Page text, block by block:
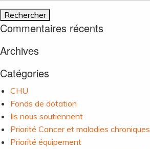
FAIRE UN DON
Commentaires récents
Archives
Catégories
CHU
Fonds de dotation
Ils nous soutiennent
Priorité Cancer et maladies chroniques
Priorité équipement